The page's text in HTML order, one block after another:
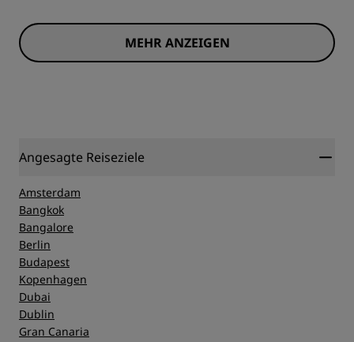
MEHR ANZEIGEN
Angesagte Reiseziele
Amsterdam
Bangkok
Bangalore
Berlin
Budapest
Kopenhagen
Dubai
Dublin
Gran Canaria